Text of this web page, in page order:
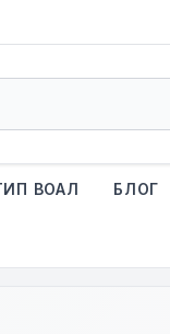
ВОАЛ БЛОГ